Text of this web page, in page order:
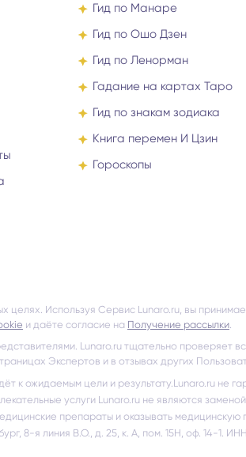
Гид по Манаре
Гид по Ошо Дзен
Гид по Ленорман
Гадание на картах Таро
Гид по знакам зодиака
Книга перемен И Цзин
Гороскопы
целях. Используя Сервис Lunaro.ru, вы
и даёте согласие на Получение рассылки.
Lunaro.ru тщательно проверяет
Экспертов и в отзывах других
к ожидаемым цели и результату.Lunaro.ru не
услуги Lunaro.ru не являются
препараты и оказывать
8-я линия В.О., д. 25, к. А, пом. 15Н, оф. 14-1.